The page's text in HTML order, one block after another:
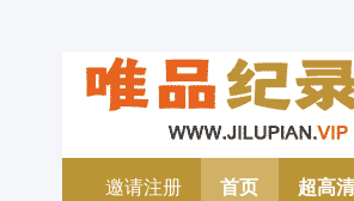
邀请注册 首页 超高